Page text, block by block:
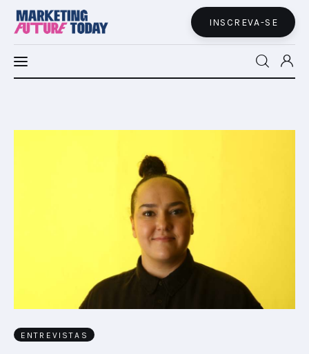
INSCREVA-SE
MFT+
FUTURE BRAND LAB
MARTECH
CONECTADES
PODCAST
ENTREVISTAS